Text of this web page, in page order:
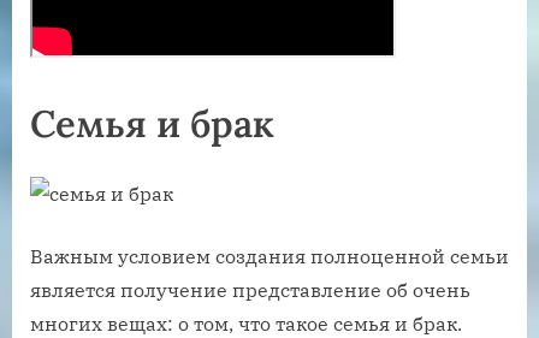
Семья и брак
Важным условием создания полноценной семьи
является получение представление об очень
многих вещах: о том, что такое семья и брак.